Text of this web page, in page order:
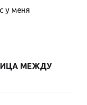
у меня
МЕЖДУ